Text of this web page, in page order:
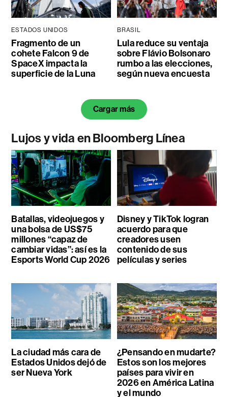
ESTADOS UNIDOS
Fragmento de un
cohete Falcon 9 de
SpaceX impacta la
superficie de la Luna
BRASIL
Lula reduce su ventaja
sobre Flávio Bolsonaro
rumbo a las elecciones,
según nueva encuesta
Cargar más
Lujos y vida en Bloomberg Línea
Batallas, videojuegos y
una bolsa de US$75
millones “capaz de
cambiar vidas”: así es la
Esports World Cup 2026
Disney y TikTok logran
acuerdo para que
creadores usen
contenido de sus
películas y series
La ciudad más cara de
Estados Unidos dejó de
ser Nueva York
¿Pensando en mudarte?
Estos son los mejores
países para vivir en
2026 en América Latina
y el mundo